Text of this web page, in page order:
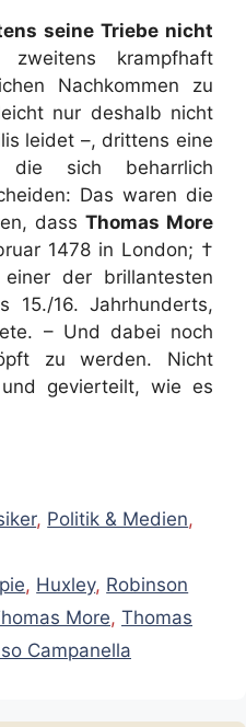
seine Triebe nicht
zweitens krampfhaft
Nachkommen zu
nur deshalb nicht
leidet –, drittens eine
die sich beharrlich
Das waren die
dass Thomas More
1478 in London; †
der brillantesten
15./16. Jahrhunderts,
– Und dabei noch
zu werden. Nicht
gevierteilt, wie es
, Politik & Medien,
, Huxley, Robinson
More, Thomas
Campanella